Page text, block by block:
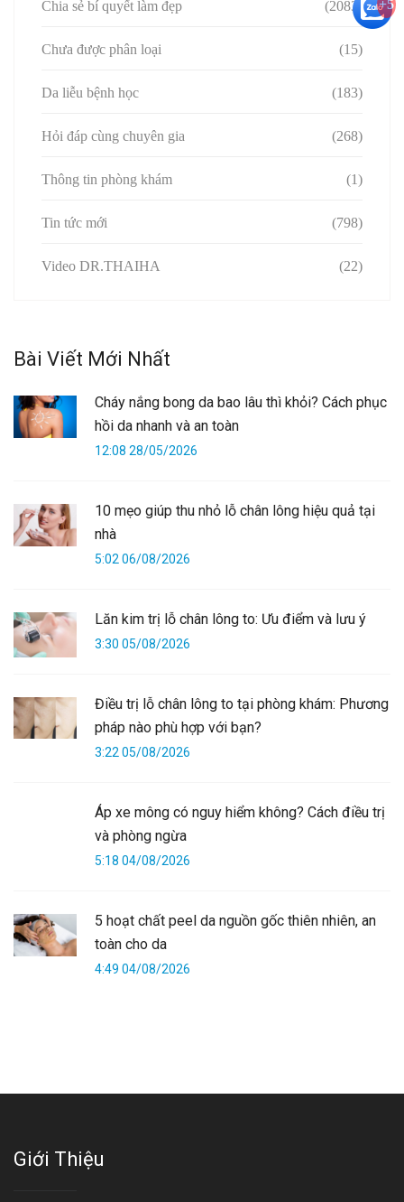
Chia sẻ bí quyết làm đẹp (2083)
Chưa được phân loại (15)
Da liễu bệnh học (183)
Hỏi đáp cùng chuyên gia (268)
Thông tin phòng khám (1)
Tin tức mới (798)
Video DR.THAIHA (22)
Bài Viết Mới Nhất
Cháy nắng bong da bao lâu thì khỏi? Cách phục
hồi da nhanh và an toàn
12:08 28/05/2026
10 mẹo giúp thu nhỏ lỗ chân lông hiệu quả tại
nhà
5:02 06/08/2026
Lăn kim trị lỗ chân lông to: Ưu điểm và lưu ý
3:30 05/08/2026
Điều trị lỗ chân lông to tại phòng khám: Phương
pháp nào phù hợp với bạn?
3:22 05/08/2026
Áp xe mông có nguy hiểm không? Cách điều trị
và phòng ngừa
5:18 04/08/2026
5 hoạt chất peel da nguồn gốc thiên nhiên, an
toàn cho da
4:49 04/08/2026
Giới Thiệu
+5